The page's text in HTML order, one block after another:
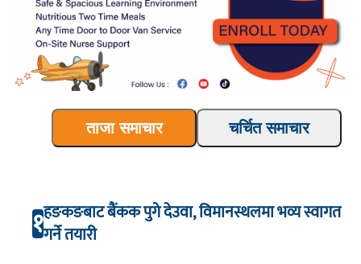
ताजा समाचार चर्चित समाचार
१हङकङबाट बैंकक पुगे देउवा, विमानस्थलमा भव्य स्वागत
गर्ने तयारी